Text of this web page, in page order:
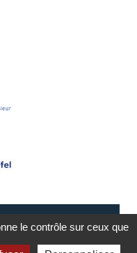
le contrôle sur ceux que